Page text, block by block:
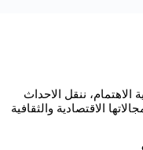
الاهتمام، ننقل الاحداث
الاقتصادية والثقافية